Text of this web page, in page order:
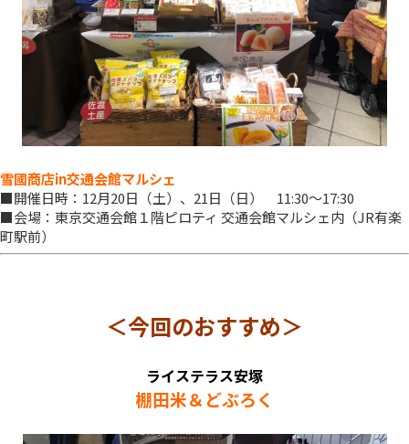
雪國商店in交通会館マルシェ
■開催日時：12月20日（土）、21日（日） 11:30～17:30
■会場：東京交通会館１階ピロティ 交通会館マルシェ内（JR有楽
町駅前）
＜今回のおすすめ＞
ライステラス安塚
棚田米＆どぶろく